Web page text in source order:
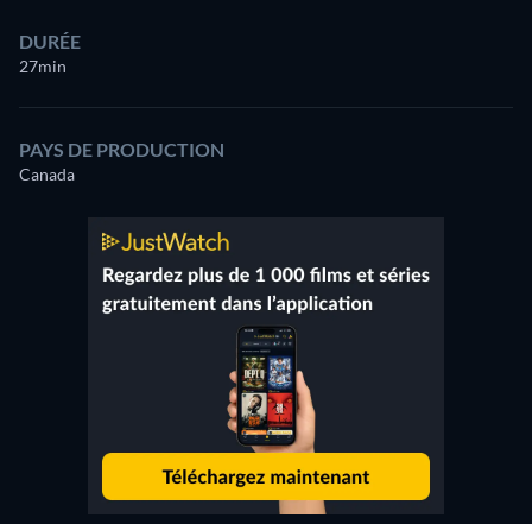
DURÉE
27min
PAYS DE PRODUCTION
Canada